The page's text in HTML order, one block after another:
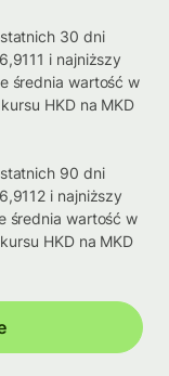
30 dni
i najniższy
średnia wartość w
HKD na MKD
90 dni
i najniższy
średnia wartość w
HKD na MKD